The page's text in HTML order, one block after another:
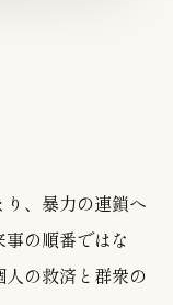
、暴力の連鎖へ
の順番ではな
の救済と群衆の